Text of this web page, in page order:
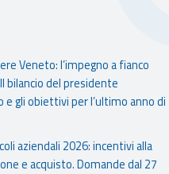
Veneto: l’impegno a fianco
bilancio del presidente
e gli obiettivi per l’ultimo anno di
aziendali 2026: incentivi alla
e acquisto. Domande dal 27